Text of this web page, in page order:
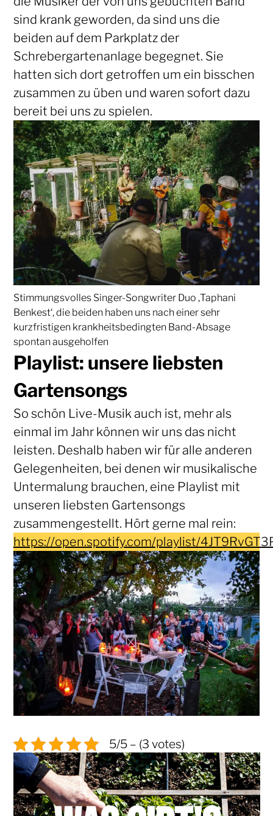
sind krank geworden, da sind uns die
beiden auf dem Parkplatz der
Schrebergartenanlage begegnet. Sie
hatten sich dort getroffen um ein bisschen
zusammen zu üben und waren sofort dazu
bereit bei uns zu spielen.
Stimmungsvolles Singer-Songwriter Duo ‚Taphani
Benkest‘, die beiden haben uns nach einer sehr
kurzfristigen krankheitsbedingten Band-Absage
spontan ausgeholfen
Playlist: unsere liebsten
Gartensongs
So schön Live-Musik auch ist, mehr als
einmal im Jahr können wir uns das nicht
leisten. Deshalb haben wir für alle anderen
Gelegenheiten, bei denen wir musikalische
Untermalung brauchen, eine Playlist mit
unseren liebsten Gartensongs
zusammengestellt. Hört gerne mal rein:
https://open.spotify.com/playlist/
5/5 – (3 votes)